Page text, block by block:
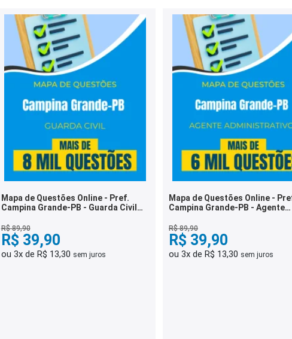
Mapa de Questões Online - Pref.
Campina Grande-PB - Guarda Civil
R$ 89,90
R$ 39,90
ou 3x de R$ 13,30 sem juros
Mapa de Questões Online -
Campina Grande-PB - Agente
R$ 89,90
R$ 39,90
ou 3x de R$ 13,30 sem juros